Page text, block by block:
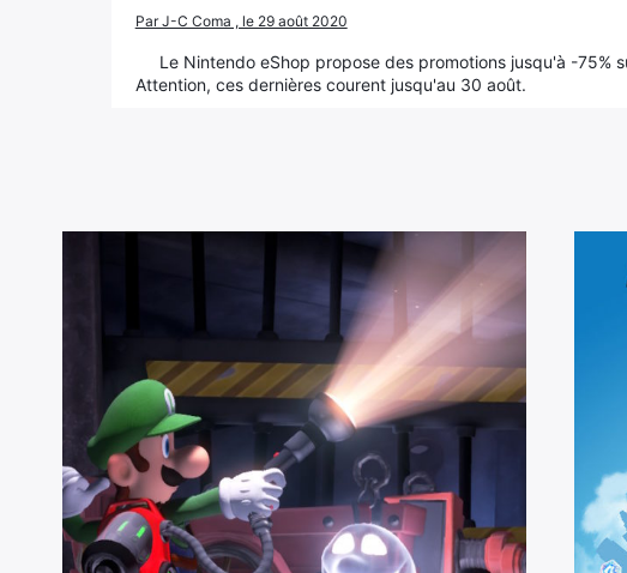
Par J-C Coma , le 29 août 2020
Le Nintendo eShop propose des promotions jusqu'à -75%
Attention, ces dernières courent jusqu'au 30 août.